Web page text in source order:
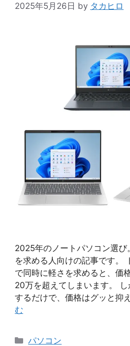
2025年5月26日 by タカヒロ
2025年のノートパソコン選び
を求める人向けの記事です。
で同時に軽さを求めると、価
20万を超えてしまいます。
するだけで、価格はグッと抑
む
カ
パソコン